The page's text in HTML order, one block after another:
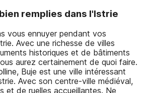
remplies dans l'Istrie
vous ennuyer pendant vos
Avec une richesse de villes
historiques et de bâtiments
aurez certainement de quoi faire.
Buje est une ville intéressant
Avec son centre-ville médiéval,
et de ruelles accueillantes. Ne